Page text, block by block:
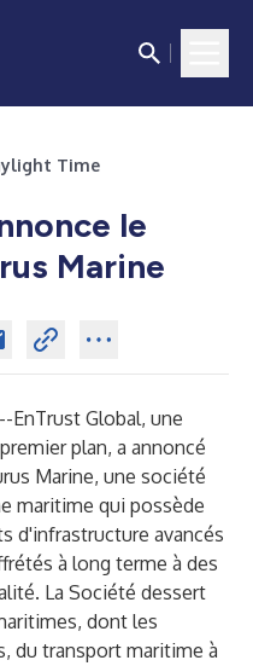
Time
le
Marine
EnTrust Global, une
plan, a annoncé
Marine, une société
maritime qui possède
d'infrastructure avancés
à long terme à des
La Société dessert
dont les
du transport maritime à